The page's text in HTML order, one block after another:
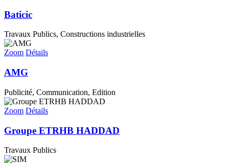
Baticic
Travaux Publics, Constructions industrielles
Zoom Détails
AMG
Publicité, Communication, Edition
Zoom Détails
Groupe ETRHB HADDAD
Travaux Publics